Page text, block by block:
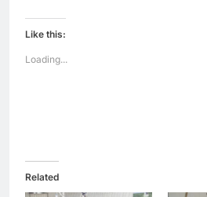
Facebook
(Opens
in
window)
Like this:
Loading...
Related